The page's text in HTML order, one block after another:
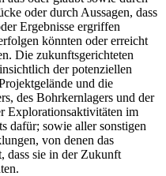
oder durch Aussagen, dass
Ergebnisse ergriffen
könnten oder erreicht
Die zukunftsgerichteten
der potenziellen
und die
des Bohrkernlagers und der
Explorationsaktivitäten im
dafür; sowie aller sonstigen
von denen das
dass sie in der Zukunft